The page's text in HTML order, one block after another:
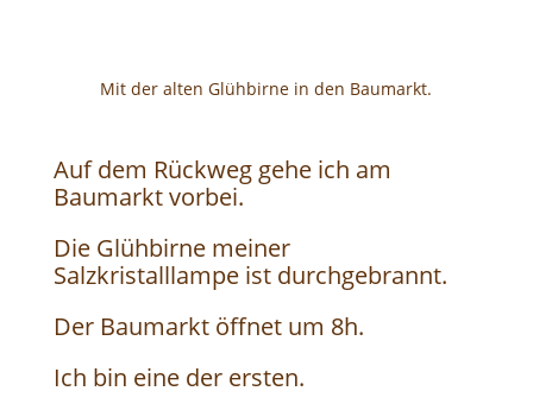
Mit der alten Glühbirne in den Baumarkt.
Auf dem Rückweg gehe ich am
Baumarkt vorbei.
Die Glühbirne meiner
Salzkristalllampe ist durchgebrannt.
Der Baumarkt öffnet um 8h.
Ich bin eine der ersten.